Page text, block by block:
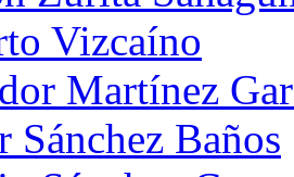
Vizcaíno
Martínez
Sánchez Baños